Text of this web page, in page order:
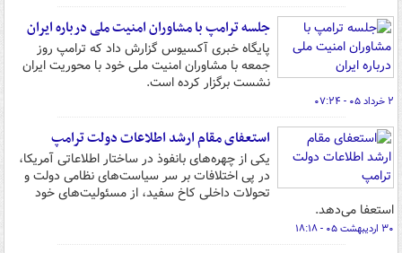
جلسه ترامپ با مشاوران امنیت ملی درباره ایران
پایگاه خبری آکسیوس گزارش داد که ترامپ روز
جمعه با مشاوران امنیت ملی خود با محوریت ایران
نشست برگزار کرده است.
۲ خرداد ۰۵ - ۰۷:۲۴
استعفای مقام ارشد اطلاعات دولت ترامپ
یکی از چهره‌های بانفوذ در ساختار اطلاعاتی آمریکا،
در پی اختلافات بر سر سیاست‌های نظامی دولت و
تحولات داخلی کاخ سفید، از مسئولیت‌های خود
استعفا می‌دهد.
۳۰ اردیبهشت ۰۵ - ۱۸:۱۸